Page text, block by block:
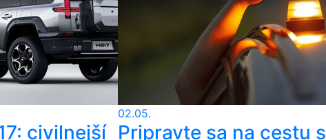
civilnejší
02.05.
Pripravte sa na cestu s